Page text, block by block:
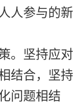
人参与的新
。坚持应对
结合，坚持
问题相结